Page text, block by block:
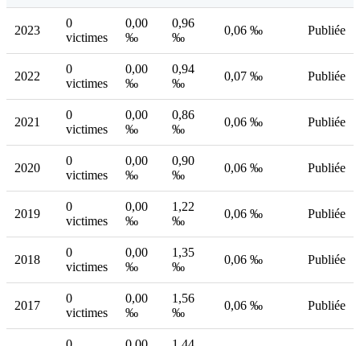
2023
0
victimes
0,00
‰
0,96
‰
0,06 ‰ Publiée
2022
0
victimes
0,00
‰
0,94
‰
0,07 ‰ Publiée
2021
0
victimes
0,00
‰
0,86
‰
0,06 ‰ Publiée
2020
0
victimes
0,00
‰
0,90
‰
0,06 ‰ Publiée
2019
0
victimes
0,00
‰
1,22
‰
0,06 ‰ Publiée
2018
0
victimes
0,00
‰
1,35
‰
0,06 ‰ Publiée
2017
0
victimes
0,00
‰
1,56
‰
0,06 ‰ Publiée